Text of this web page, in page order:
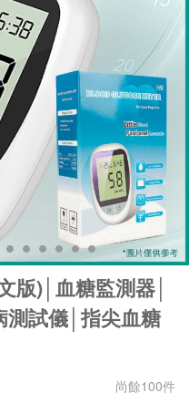
版)│血糖監測器│
試儀│指尖血糖
尚餘100件